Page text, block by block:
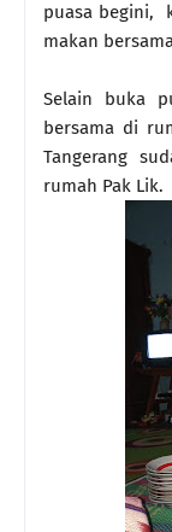
puasa begini,
makan
Selain buka
bersama di
Tangerang
rumah Pak Lik.